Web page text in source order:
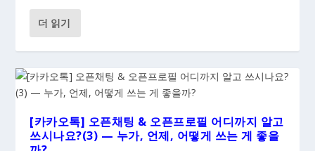
더 읽기
[카카오톡] 오픈채팅 & 오픈프로필 어디까지 알고
쓰시나요?(3) — 누가, 언제, 어떻게 쓰는 게 좋을